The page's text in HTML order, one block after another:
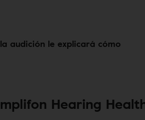
audición le explicará cómo
Hearing